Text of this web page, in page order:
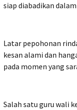
siap diabadikan
Latar pepohonan
kesan alami dan
pada momen yang
Salah satu guru wali